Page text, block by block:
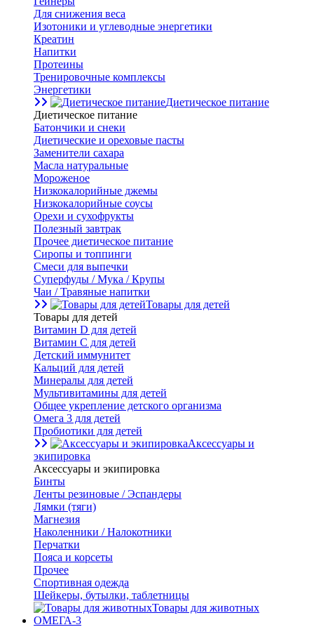
Для снижения веса
Изотоники и углеводные энергетики
Креатин
Напитки
Протеины
Тренировочные комплексы
Энергетики
Диетическое питание
Диетическое питание
Батончики и снеки
Диетические и ореховые пасты
Заменители сахара
Масла натуральные
Мороженое
Низкокалорийные джемы
Низкокалорийные соусы
Орехи и сухофрукты
Полезный завтрак
Прочее диетическое питание
Сиропы и топпинги
Смеси для выпечки
Суперфуды / Мука / Крупы
Чаи / Травяные напитки
Товары для детей
Товары для детей
Витамин D для детей
Витамин С для детей
Детский иммунитет
Кальций для детей
Минералы для детей
Мультивитамины для детей
Общее укрепление детского организма
Омега 3 для детей
Пробиотики для детей
Аксессуары и
экипировка
Аксессуары и экипировка
Бинты
Ленты резиновые / Эспандеры
Лямки (тяги)
Магнезия
Наколенники / Налокотники
Перчатки
Пояса и корсеты
Прочее
Спортивная одежда
Шейкеры, бутылки, таблетницы
Товары для животных
ОМЕГА-3